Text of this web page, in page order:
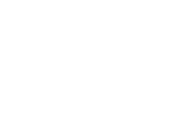
og webhoteller her.